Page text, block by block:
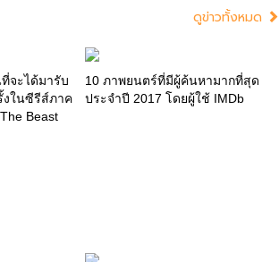
ดูข่าวทั้งหมด
จะได้มารับ
งในซีรีส์ภาค
Beast
10 ภาพยนตร์ที่มีผู้ค้นหามากที่สุด
ประจำปี 2017 โดยผู้ใช้ IMDb